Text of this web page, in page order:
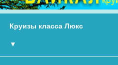
Круизы класса Люкс
▼